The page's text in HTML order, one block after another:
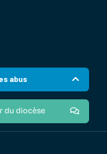
abus
du diocèse